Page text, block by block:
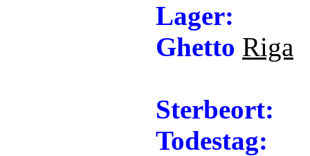
Lager:
Ghetto Riga
Sterbeort:
Todestag: